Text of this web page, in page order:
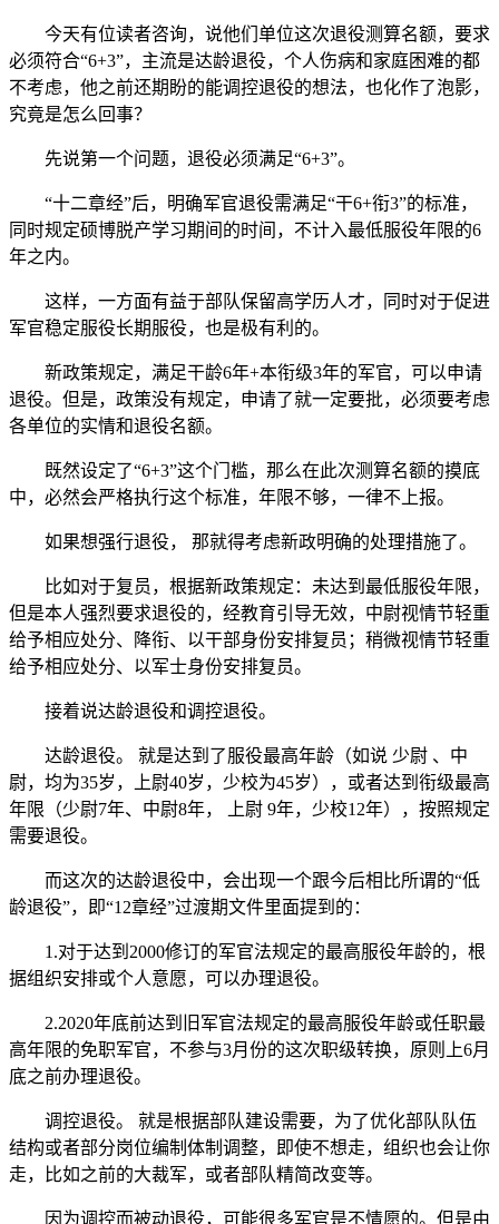
今天有位读者咨询，说他们单位这次退役测算名额，要求
必须符合“6+3”，主流是达龄退役，个人伤病和家庭困难的都
不考虑，他之前还期盼的能调控退役的想法，也化作了泡影，
究竟是怎么回事？
先说第一个问题，退役必须满足“6+3”。
“十二章经”后，明确军官退役需满足“干6+衔3”的标准，
同时规定硕博脱产学习期间的时间，不计入最低服役年限的6
年之内。
这样，一方面有益于部队保留高学历人才，同时对于促进
军官稳定服役长期服役，也是极有利的。
新政策规定，满足干龄6年+本衔级3年的军官，可以申请
退役。但是，政策没有规定，申请了就一定要批，必须要考虑
各单位的实情和退役名额。
既然设定了“6+3”这个门槛，那么在此次测算名额的摸底
中，必然会严格执行这个标准，年限不够，一律不上报。
如果想强行退役， 那就得考虑新政明确的处理措施了。
比如对于复员，根据新政策规定：未达到最低服役年限，
但是本人强烈要求退役的，经教育引导无效，中尉视情节轻重
给予相应处分、降衔、以干部身份安排复员；稍微视情节轻重
给予相应处分、以军士身份安排复员。
接着说达龄退役和调控退役。
达龄退役。 就是达到了服役最高年龄（如说 少尉 、中
尉，均为35岁，上尉40岁，少校为45岁），或者达到衔级最高
年限（少尉7年、中尉8年， 上尉 9年，少校12年），按照规定
需要退役。
而这次的达龄退役中，会出现一个跟今后相比所谓的“低
龄退役”，即“12章经”过渡期文件里面提到的：
1.对于达到2000修订的军官法规定的最高服役年龄的，根
据组织安排或个人意愿，可以办理退役。
2.2020年底前达到旧军官法规定的最高服役年龄或任职最
高年限的免职军官，不参与3月份的这次职级转换，原则上6月
底之前办理退役。
调控退役。 就是根据部队建设需要，为了优化部队队伍
结构或者部分岗位编制体制调整，即使不想走，组织也会让你
走，比如之前的大裁军，或者部队精简改变等。
因为调控而被动退役，可能很多军官是不情愿的。但是由